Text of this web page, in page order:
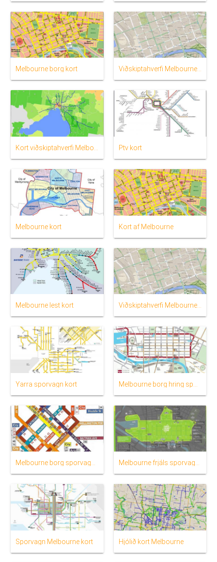
Melbourne borg kort Viðskiptahverfi Melbourne kort
Ptv kort
Melbourne kort Kort af Melbourne
Melbourne lest kort Viðskiptahverfi Melbourne kort
Yarra sporvagn kort
Sporvagn Melbourne kort Hjólið kort Melbourne